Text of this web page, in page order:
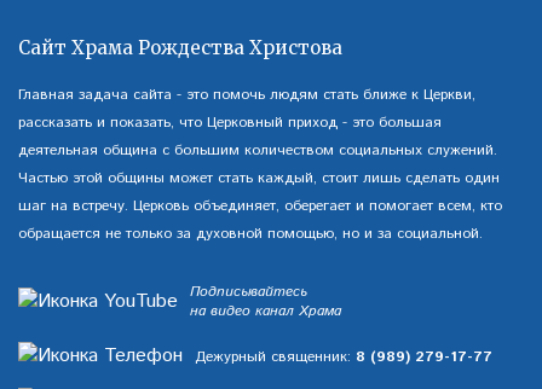
Сайт Храма Рождества Христова
Главная задача сайта - это помочь людям стать ближе к Церкви,
рассказать и показать, что Церковный приход - это большая
деятельная община с большим количеством социальных служений.
Частью этой общины может стать каждый, стоит лишь сделать один
шаг на встречу. Церковь объединяет, оберегает и помогает всем, кто
обращается не только за духовной помощью, но и за социальной.
Подписывайтесь
на видео канал Храма
Дежурный священник: 8 (989) 279-17-77